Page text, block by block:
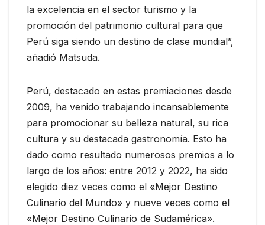
la excelencia en el sector turismo y la
promoción del patrimonio cultural para que
Perú siga siendo un destino de clase mundial”,
añadió Matsuda.
Perú, destacado en estas premiaciones desde
2009, ha venido trabajando incansablemente
para promocionar su belleza natural, su rica
cultura y su destacada gastronomía. Esto ha
dado como resultado numerosos premios a lo
largo de los años: entre 2012 y 2022, ha sido
elegido diez veces como el «Mejor Destino
Culinario del Mundo» y nueve veces como el
«Mejor Destino Culinario de Sudamérica».